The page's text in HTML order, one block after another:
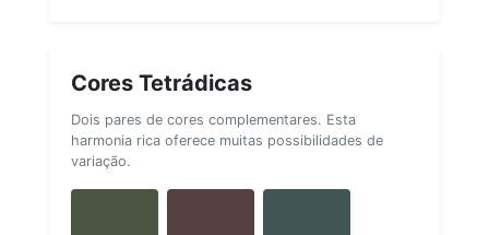
Cores Tetrádicas
Dois pares de cores complementares. Esta
harmonia rica oferece muitas possibilidades de
variação.